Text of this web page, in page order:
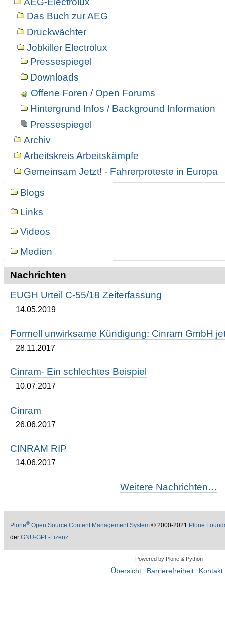
Das Buch zur AEG
Druckwächter
Jobkiller Electrolux
Pressespiegel
Downloads
Offene Foren / Open Forums
Hintergrund Infos / Background Information
Pressespiegel
Archiv
Arbeitskreis Arbeitskämpfe
Gemeinsam Jetzt! - Fahrerproteste in Europa
Blogs
Links
Videos
Medien
Nachrichten
EUGH Urteil C-55/18 Zeiterfassung
14.05.2019
Formell unwirksame Kündigung: Cinram GmbH
28.11.2017
Cinram- Ein schlechtes Beispiel
10.07.2017
Cinram
26.06.2017
CINRAM RIP
14.06.2017
Weitere Nachrichten…
Plone®Open Source Content Management System ©2000-2021 Plone
der GNU-GPL-Lizenz.
Powered by Plone & Python
Übersicht Barrierefreiheit Kontakt